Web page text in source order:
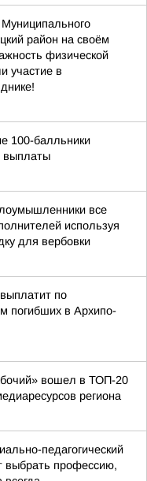
район на своём
физической
участие в
100-балльники
выплаты
все
используя
для вербовки
по
погибших в Архипо-
вошел в ТОП-20
региона
педагогический
выбрать профессию,